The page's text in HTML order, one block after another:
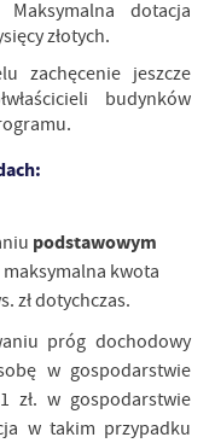
Maksymalna dotacja
złotych.
zachęcenie jeszcze
budynków
podstawowym
maksymalna kwota
zł dotychczas.
próg dochodowy
w gospodarstwie
zł. w gospodarstwie
w takim przypadku